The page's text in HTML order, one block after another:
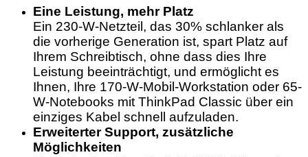
Eine Leistung, mehr Platz
Ein 230-W-Netzteil, das 30% schlanker als
die vorherige Generation ist, spart Platz auf
Ihrem Schreibtisch, ohne dass dies Ihre
Leistung beeinträchtigt, und ermöglicht es
Ihnen, Ihre 170-W-Mobil-Workstation oder 65-
W-Notebooks mit ThinkPad Classic über ein
einziges Kabel schnell aufzuladen.
Erweiterter Support, zusätzliche
Möglichkeiten